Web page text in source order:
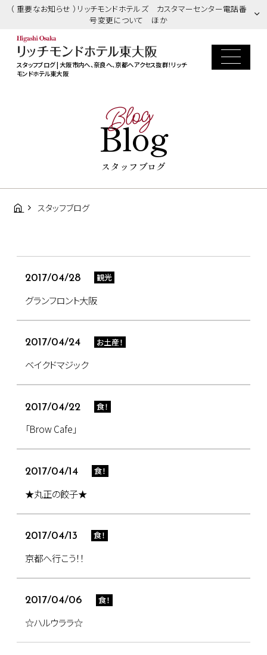
（ 重要なお知らせ ）リッチモンドホテルズ カスタマーセンター電話番
号変更について ほか
スタッフブログ | 大阪市内へ、奈良へ、京都へアクセス抜群！リッチ
モンドホテル東大阪
Blog
Blog
スタッフブログ
スタッフブログ
2017/04/28 観光
グランフロント大阪
2017/04/24 お土産！
ベイクドマジック
2017/04/22 食！
「Brow Cafe」
2017/04/14 食！
★丸正の餃子★
2017/04/13 食！
京都へ行こう！！
2017/04/06 食！
☆ハルウララ☆